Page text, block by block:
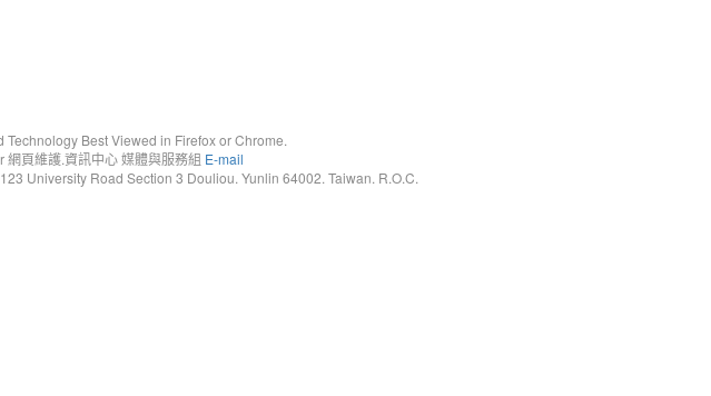
Best Viewed in Firefox or Chrome.
頁維護.資訊中心 媒體與服務組 E-mail
University Road Section 3 Douliou. Yunlin 64002. Taiwan. R.O.C.